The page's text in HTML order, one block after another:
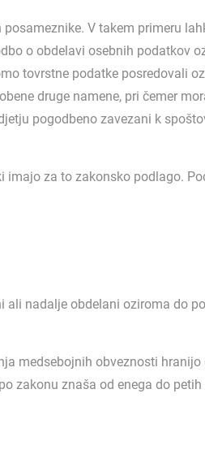
V takem primeru
o obdelavi osebnih podatkov
tovrstne podatke posredovali
druge namene, pri čemer
pogodbeno zavezani k
za to zakonsko podlago.
nadalje obdelani oziroma do
medsebojnih obveznosti
zakonu znaša od enega do petih